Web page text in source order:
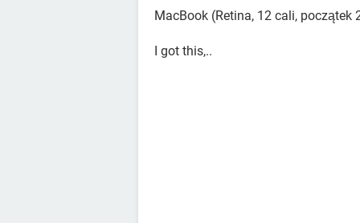
MacBook (Retina, 12 cali, początek
I got this,..